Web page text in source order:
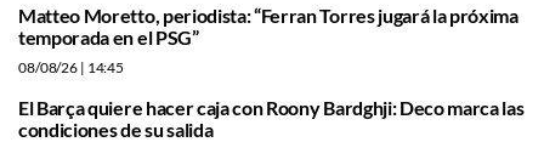
Matteo Moretto, periodista: “Ferran Torres jugará la próxima
temporada en el PSG”
08/08/26 | 14:45
El Barça quiere hacer caja con Roony Bardghji: Deco marca las
condiciones de su salida